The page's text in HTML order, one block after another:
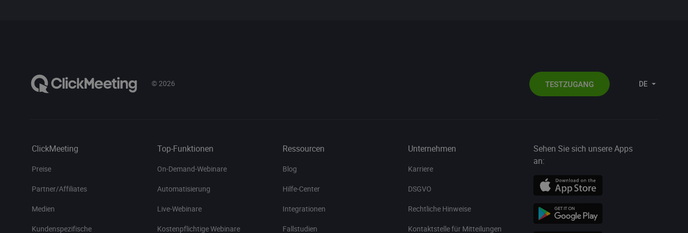
© 2026 DE
TESTZUGANG
ClickMeeting
Preise
Partner/Affiliates
Medien
Kundenspezifische
Top-Funktionen
On-Demand-Webinare
Automatisierung
Live-Webinare
Kostenpflichtige Webinare
Ressourcen
Blog
Hilfe-Center
Integrationen
Fallstudien
Unternehmen
Karriere
DSGVO
Rechtliche Hinweise
Kontaktstelle für Mitteilungen
Sehen Sie sich unsere Apps
an: